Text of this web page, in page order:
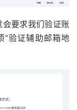
要求我们验证账
“验证辅助邮箱地